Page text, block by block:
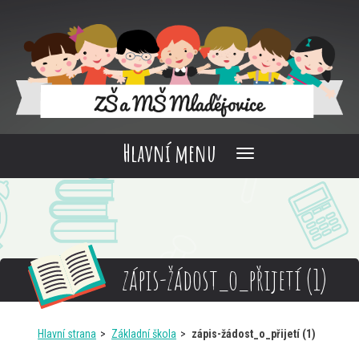
Hlavní menu
zápis-žádost_o_přijetí (1)
Hlavní strana Základní škola zápis-žádost_o_přijetí (1)